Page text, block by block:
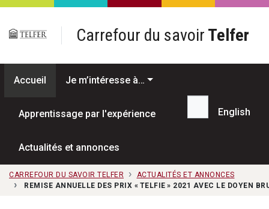
Passer au contenu principal
Carrefour du savoir Telfer
Accueil Je m’intéresse à…
Apprentissage par l'expérience
Actualités et annonces
Recherche...
English
CARREFOUR DU SAVOIR TELFER
ACTUALITÉS ET ANNONCES
REMISE ANNUELLE DES PRIX « TELFIE » 2021 AVEC LE DOYEN